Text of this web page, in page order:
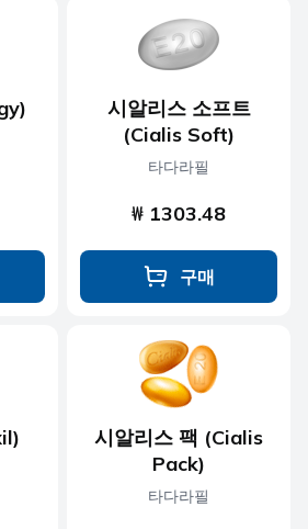
시알리스 소프트
(Cialis Soft)
타다라필
₩ 1303.48
구매
시알리스 팩 (Cialis
Pack)
타다라필